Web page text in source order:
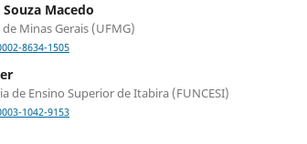
Macedo
Minas Gerais (UFMG)
8634-1505
de Ensino Superior de Itabira (FUNCESI)
1042-9153